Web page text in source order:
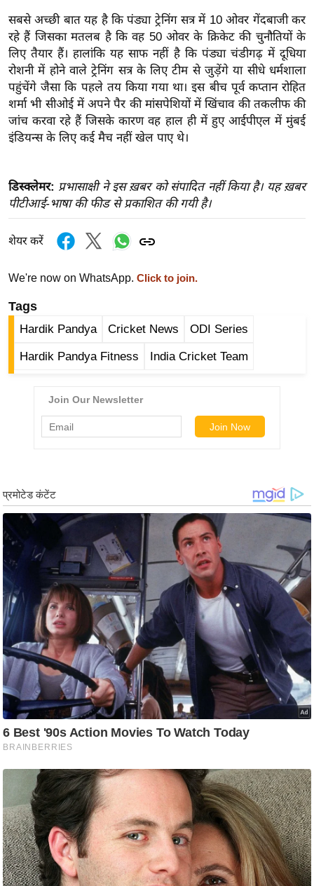
ग
इं
डि
या
सा
हि
त्य
त
ऑ
र्ल्ड
ज
ब्री
त
बॉ
ली
वु
ड
हॉ
ली
वु
ड
फि
ल्म
स
मी
क्षा
e
a
k
i
n
सबसे अच्छी बात यह है कि पंड्या ट्रेनिंग सत्र में 10 ओवर गेंदबाजी कर
रहे हैं जिसका मतलब है कि वह 50 ओवर के क्रिकेट की चुनौतियों के
लिए तैयार हैं। हालांकि यह साफ नहीं है कि पंड्या चंडीगढ़ में दूधिया
रोशनी में होने वाले ट्रेनिंग सत्र के लिए टीम से जुड़ेंगे या सीधे धर्मशाला
पहुंचेंगे जैसा कि पहले तय किया गया था। इस बीच पूर्व कप्तान रोहित
शर्मा भी सीओई में अपने पैर की मांसपेशियों में खिंचाव की तकलीफ की
जांच करवा रहे हैं जिसके कारण वह हाल ही में हुए आईपीएल में मुंबई
इंडियन्स के लिए कई मैच नहीं खेल पाए थे।
डिस्क्लेमर: प्रभासाक्षी ने इस ख़बर को संपादित नहीं किया है। यह ख़बर
पीटीआई-भाषा की फीड से प्रकाशित की गयी है।
शेयर करें
We're now on WhatsApp. Click to join.
Tags
Hardik Pandya Cricket News ODI Series
Hardik Pandya Fitness India Cricket Team